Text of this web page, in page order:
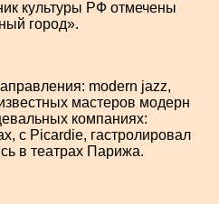
культуры РФ отмечены
город».
modern jazz,
мастеров модерн
компаниях:
с Picardie, гастролировал
в театрах Парижа.